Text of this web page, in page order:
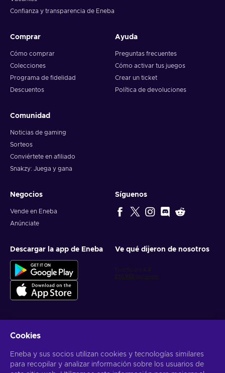
Confianza y transparencia de Eneba
Comprar
Cómo comprar
Colecciones
Programa de fidelidad
Descuentos
Ayuda
Preguntas frecuentes
Cómo activar tus juegos
Crear un ticket
Política de devoluciones
Comunidad
Noticias de gaming
Sorteos
Conviértete en afiliado
Snakzy: Juega y gana
Negocios
Vende en Eneba
Anúnciate
Síguenos
Descargar la app de Eneba Ve qué dijeron de nosotros
Obtén ofertas personalizadas de videojuegos
Suscribirse
Cookies
Eneba y sus socios utilizan cookies y tecnologías similares
para recopilar y analizar información sobre los usuarios de